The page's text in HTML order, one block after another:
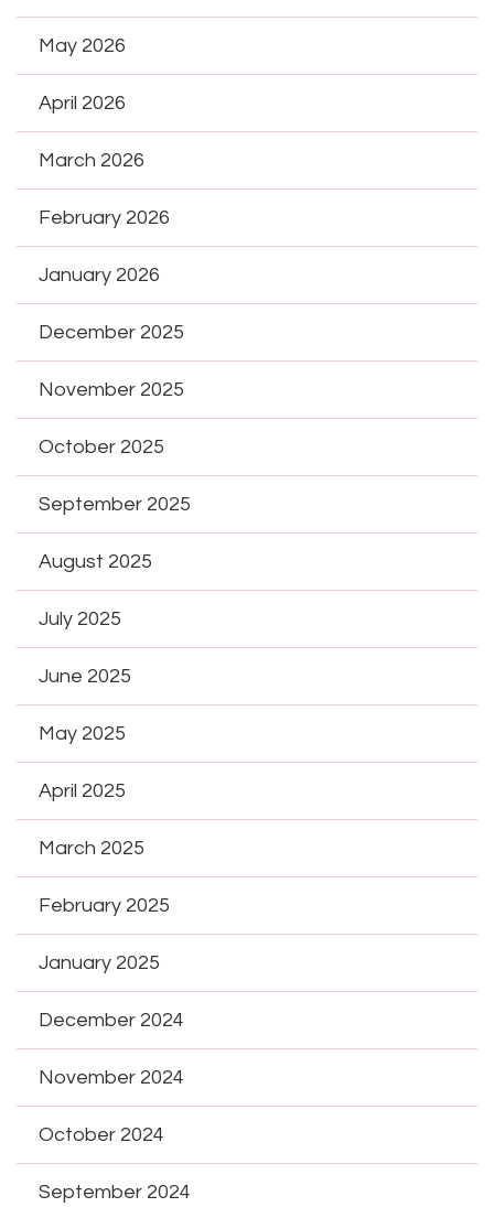
May 2026
April 2026
March 2026
February 2026
January 2026
December 2025
November 2025
October 2025
September 2025
August 2025
July 2025
June 2025
May 2025
April 2025
March 2025
February 2025
January 2025
December 2024
November 2024
October 2024
September 2024